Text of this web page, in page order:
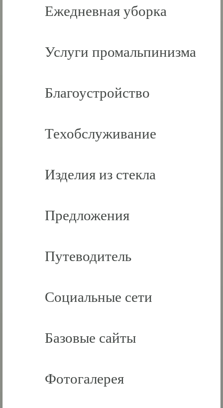
Ежедневная уборка
Услуги промальпинизма
Благоустройство
Техобслуживание
Изделия из стекла
Предложения
Путеводитель
Социальные сети
Базовые сайты
Фотогалерея